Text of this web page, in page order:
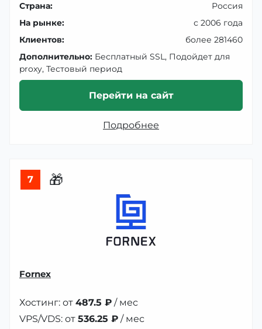
Страна:
Россия
На рынке:
с 2006 года
Клиентов:
более 281460
Дополнительно: Бесплатный SSL, Подойдет для
proxy, Тестовый период
Перейти на сайт
Подробнее
7 🎁
Fornex
Хостинг: от 487.5 ₽ / мес
VPS/VDS: от 536.25 ₽ / мес